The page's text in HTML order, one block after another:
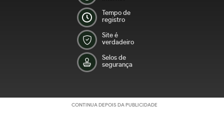
Tempo de
registro
Site é
verdadeiro
Selos de
segurança
CONTINUA DEPOIS DA PUBLICIDADE